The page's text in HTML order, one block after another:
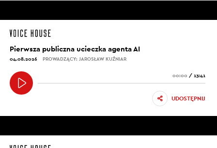
Pierwsza publiczna ucieczka agenta AI
04.08.2026 PROWADZĄCY: JAROSŁAW KUŹNIAR
00:00 / 13:41
UDOSTĘPNIJ